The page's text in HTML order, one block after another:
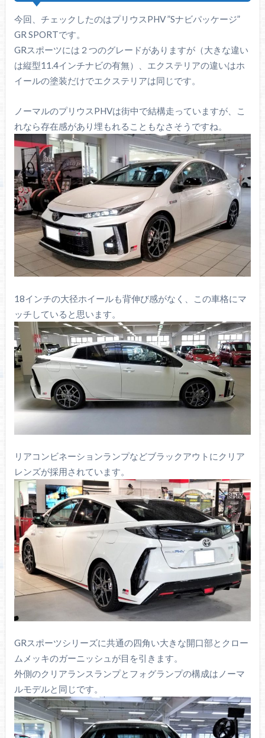
今回、チェックしたのはプリウスPHV ”Sナビパッケージ”
GR SPORTです。
GRスポーツには２つのグレードがありますが（大きな違い
は縦型11.4インチナビの有無）、エクステリアの違いはホ
イールの塗装だけでエクステリアは同じです。
ノーマルのプリウスPHVは街中で結構走っていますが、こ
れなら存在感があり埋もれることもなさそうですね。
18インチの大径ホイールも背伸び感がなく、この車格にマ
ッチしていると思います。
リアコンビネーションランプなどブラックアウトにクリア
レンズが採用されています。
GRスポーツシリーズに共通の四角い大きな開口部とクロー
ムメッキのガーニッシュが目を引きます。
外側のクリアランスランプとフォグランプの構成はノーマ
ルモデルと同じです。